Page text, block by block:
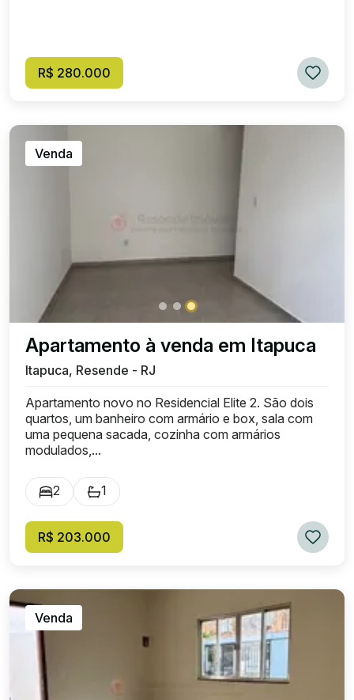
R$ 280.000
Venda
Apartamento à venda em Itapuca
Itapuca, Resende - RJ
Apartamento novo no Residencial Elite 2. São dois
quartos, um banheiro com armário e box, sala com
uma pequena sacada, cozinha com armários
modulados,...
2 1
R$ 203.000
Venda